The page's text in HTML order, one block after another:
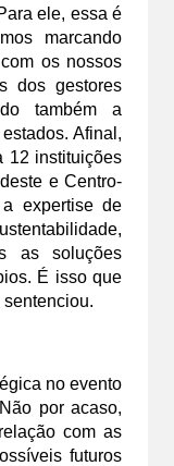
ele, essa é
marcando
os nossos
dos gestores
também a
Afinal,
12 instituições
e Centro-
expertise de
as soluções
É isso que
sentenciou.
no evento
por acaso,
com as
futuros